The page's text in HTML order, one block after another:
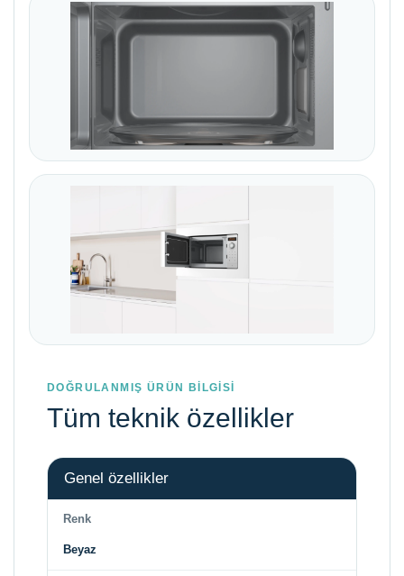
DOĞRULANMIŞ ÜRÜN BİLGİSİ
Tüm teknik özellikler
Genel özellikler
Renk
Beyaz